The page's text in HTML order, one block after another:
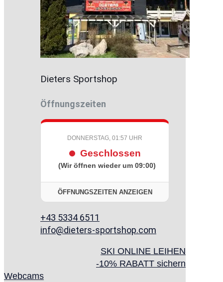
Dieters Sportshop
Öffnungszeiten
DONNERSTAG, 01:57 UHR
Geschlossen
(Wir öffnen wieder um 09:00)
ÖFFNUNGSZEITEN ANZEIGEN
+43 5334 6511
info@dieters-sportshop.com
SKI ONLINE LEIHEN
-10% RABATT sichern
Webcams